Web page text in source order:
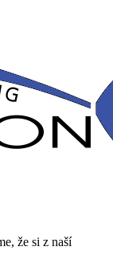
že si z naší